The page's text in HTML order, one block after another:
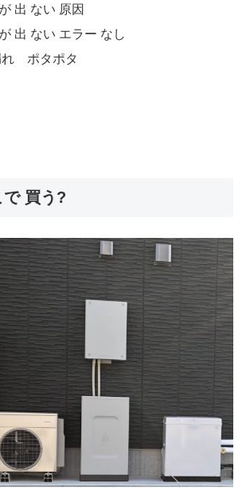
出 ない 原因
出 ない エラー なし
れ ポタポタ
買う?